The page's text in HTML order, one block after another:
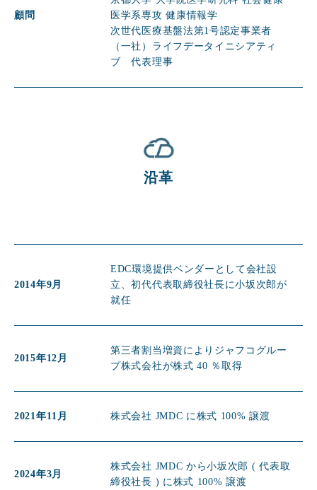
顧問
医学系専攻 健康情報学
次世代医療基盤法第1号認定事業者
（一社）ライフデータイニシアティ
ブ 代表理事
沿革
2014年9月
EDC環境提供ベンダーとして会社設
立、初代代表取締役社長に小坂次郎が
就任
2015年12月
第三者割当増資によりジャフコグルー
プ株式会社が株式 40 ％取得
2021年11月 株式会社 JMDC に株式 100% 譲渡
2024年3月
株式会社 JMDC から小坂次郎 ( 代表取
締役社長 ) に株式 100% 譲渡